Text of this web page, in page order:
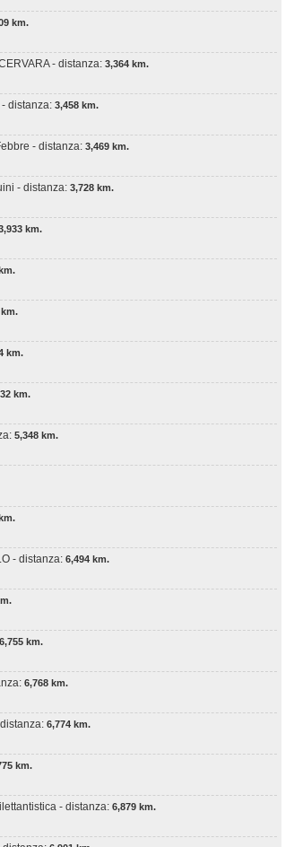
km.
- distanza: 3,364 km.
distanza: 3,458 km.
- distanza: 3,469 km.
- distanza: 3,728 km.
km.
km.
km.
km.
5,348 km.
- distanza: 6,494 km.
6,755 km.
6,768 km.
6,774 km.
km.
- distanza: 6,879 km.